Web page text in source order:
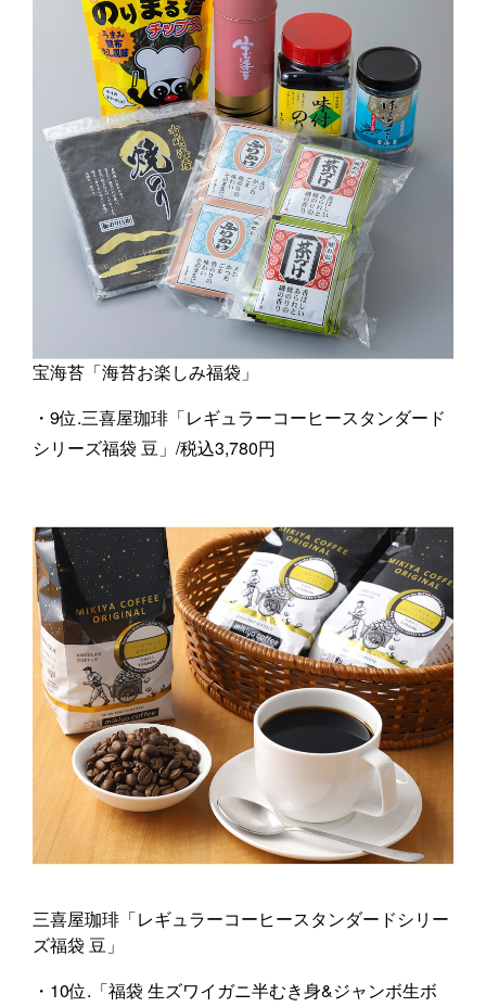
宝海苔「海苔お楽しみ福袋」
・9位.三喜屋珈琲「レギュラーコーヒースタンダード
シリーズ福袋 豆」/税込3,780円
三喜屋珈琲「レギュラーコーヒースタンダードシリー
ズ福袋 豆」
・10位.「福袋 生ズワイガニ半むき身&ジャンボ生ボ